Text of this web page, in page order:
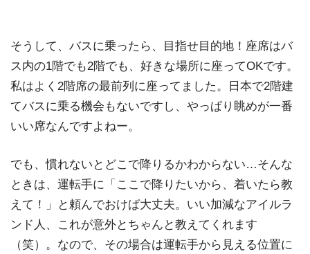
そうして、バスに乗ったら、目指せ目的地！座席はバ
ス内の1階でも2階でも、好きな場所に座ってOKです。
私はよく2階席の最前列に座ってました。日本で2階建
てバスに乗る機会もないですし、やっぱり眺めが一番
いい席なんですよねー。
でも、慣れないとどこで降りるかわからない…そんな
ときは、運転手に「ここで降りたいから、着いたら教
えて！」と頼んでおけば大丈夫。いい加減なアイルラ
ンド人、これが意外とちゃんと教えてくれます
（笑）。なので、その場合は運転手から見える位置に